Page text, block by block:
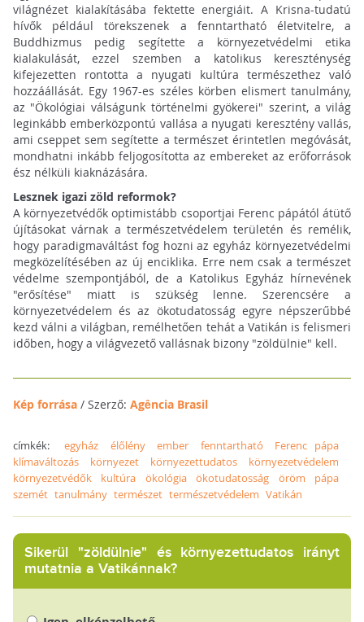
világnézet kialakításába fektette energiáit. A Krisna-tudatú
hívők például törekszenek a fenntartható életvitelre, a
Buddhizmus pedig segítette a környezetvédelmi etika
kialakulását, ezzel szemben a katolikus kereszténység
kifejezetten rontotta a nyugati kultúra természethez való
hozzáállását. Egy 1967-es széles körben elismert tanulmány,
az "Ökológiai válságunk történelmi gyökerei" szerint, a világ
leginkább emberközpontú vallása a nyugati keresztény vallás,
ami cseppet sem segítette a természet érintetlen megóvását,
mondhatni inkább feljogosította az embereket az erőforrások
ész nélküli kiaknázására.
Lesznek igazi zöld reformok?
A környezetvédők optimistább csoportjai Ferenc pápától átütő
újításokat várnak a természetvédelem területén és remélik,
hogy paradigmaváltást fog hozni az egyház környezetvédelmi
megközelítésében az új enciklika. Erre nem csak a természet
védelme szempontjából, de a Katolikus Egyház hírnevének
"erősítése" miatt is szükség lenne. Szerencsére a
környezetvédelem és az ökotudatosság egyre népszerűbbé
kezd válni a világban, remélhetően tehát a Vatikán is felismeri
időben, hogy a világvezető vallásnak bizony "zöldülnie" kell.
Kép forrása/ Szerző: Agência Brasil
címkék:egyház élőlény ember fenntartható
Ferenc pápa
klímaváltozás
környezet környezettudatos
környezetvédelem
környezetvédők
kultúra ökológia ökotudatosság öröm
pápa
szemét tanulmány természet természetvédelem Vatikán
Sikerül "zöldülnie" és környezettudatos irányt
mutatnia a Vatikánnak?